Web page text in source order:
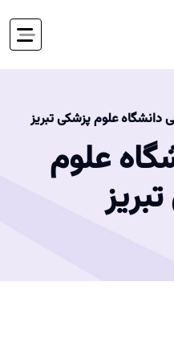
دانشگاه علوم پزشکی تبریز
علوم